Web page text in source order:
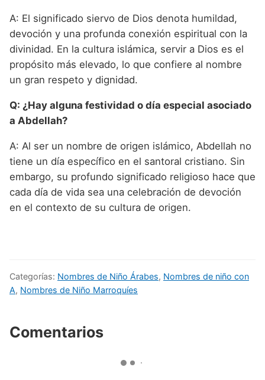
A: El significado siervo de Dios denota humildad,
devoción y una profunda conexión espiritual con la
divinidad. En la cultura islámica, servir a Dios es el
propósito más elevado, lo que confiere al nombre
un gran respeto y dignidad.
Q: ¿Hay alguna festividad o día especial asociado
a Abdellah?
A: Al ser un nombre de origen islámico, Abdellah no
tiene un día específico en el santoral cristiano. Sin
embargo, su profundo significado religioso hace que
cada día de vida sea una celebración de devoción
en el contexto de su cultura de origen.
Categorías: Nombres de Niño Árabes, Nombres de niño con
A, Nombres de Niño Marroquíes
Comentarios